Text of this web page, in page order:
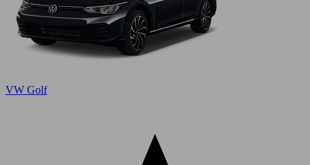
VW Golf